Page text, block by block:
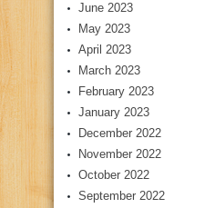
June 2023
May 2023
April 2023
March 2023
February 2023
January 2023
December 2022
November 2022
October 2022
September 2022